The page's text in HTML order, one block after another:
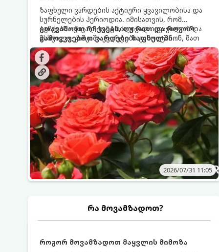
ზაფხული ვარდების აქტიური ყვავილობისა და
სურნელების პერიოდია. იმისათვის, რომ
ბუჩქებმა უხვად, ხანგრძლივად იყვავილონ და
მსხვილი, კაშკაშა კვირტები გამოიტანონ, მათ
რეგულარული და სწორი გამოკვება
სჭირდებათ. ზაფხულის პერიოდში მცენარის
მოთხოვნილებები იცვლება, ამიტომ
მნიშვნელოვანია ვიცოდეთ, რომელი სასუქები
გამოიყენება ამ დროს.
გთავაზობთ რჩევებს, თუ რით და როგორ
გამოვკვებოთ ვარდები ზაფხულში
საუკეთესო შედეგის მისაღწევად:
2026/07/31 11:05
რა მოვამზადოთ?
როგორ მოვამზადოთ მაყვლის მიმოზა